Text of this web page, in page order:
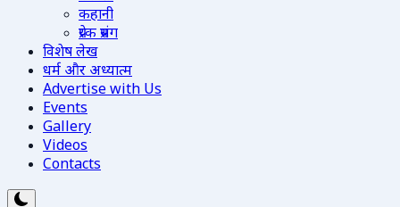
कहानी
प्रेरक प्रसंग
विशेष लेख
धर्म और अध्यात्म
Advertise with Us
Events
Gallery
Videos
Contacts